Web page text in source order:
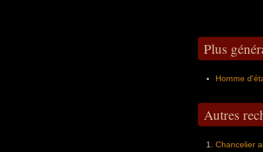
Plus
Homme
Autres
Chancelier